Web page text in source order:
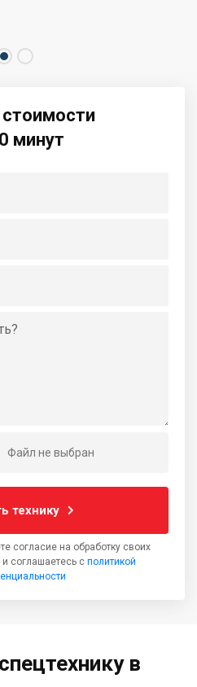
минут
Файл не выбран
технику
согласие на обработку своих
соглашаетесь с политикой
в